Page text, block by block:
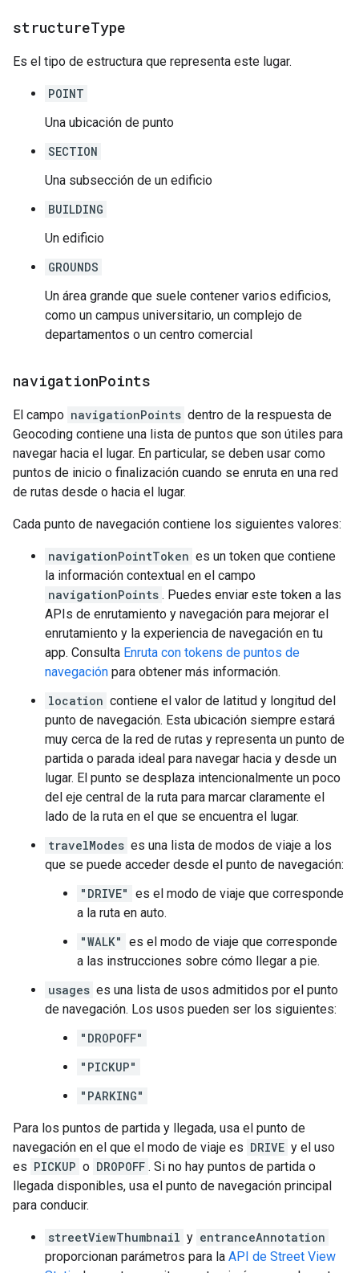
structureType
Es el tipo de estructura que representa este lugar.
POINT
Una ubicación de punto
SECTION
Una subsección de un edificio
BUILDING
Un edificio
GROUNDS
Un área grande que suele contener varios edificios,
como un campus universitario, un complejo de
departamentos o un centro comercial
navigationPoints
El campo navigationPoints dentro de la respuesta de
Geocoding contiene una lista de puntos que son útiles para
navegar hacia el lugar. En particular, se deben usar como
puntos de inicio o finalización cuando se enruta en una red
de rutas desde o hacia el lugar.
Cada punto de navegación contiene los siguientes valores:
navigationPointToken es un token que contiene
la información contextual en el campo
navigationPoints . Puedes enviar este token a las
APIs de enrutamiento y navegación para mejorar el
enrutamiento y la experiencia de navegación en tu
app. Consulta Enruta con tokens de puntos de
navegación para obtener más información.
location contiene el valor de latitud y longitud del
punto de navegación. Esta ubicación siempre estará
muy cerca de la red de rutas y representa un punto de
partida o parada ideal para navegar hacia y desde un
lugar. El punto se desplaza intencionalmente un poco
del eje central de la ruta para marcar claramente el
lado de la ruta en el que se encuentra el lugar.
travelModes es una lista de modos de viaje a los
que se puede acceder desde el punto de navegación:
"DRIVE" es el modo de viaje que corresponde
a la ruta en auto.
"WALK" es el modo de viaje que corresponde
a las instrucciones sobre cómo llegar a pie.
usages es una lista de usos admitidos por el punto
de navegación. Los usos pueden ser los siguientes:
"DROPOFF"
"PICKUP"
"PARKING"
Para los puntos de partida y llegada, usa el punto de
navegación en el que el modo de viaje es DRIVE y el uso
es PICKUP o DROPOFF . Si no hay puntos de partida o
llegada disponibles, usa el punto de navegación principal
para conducir.
streetViewThumbnail y entranceAnnotation
proporcionan parámetros para la API de Street View